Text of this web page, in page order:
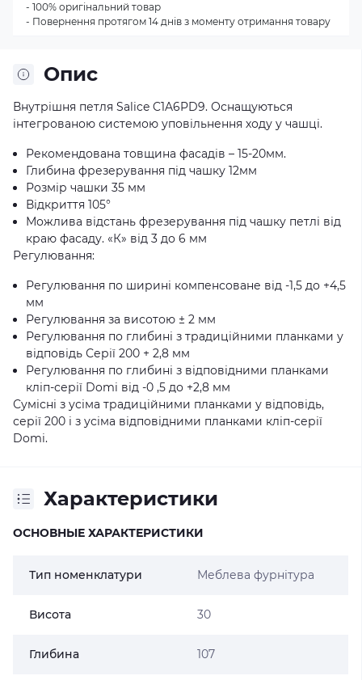
Опис
Внутрішня петля Salice C1A6PD9. Оснащуються
інтегрованою системою уповільнення ходу у чашці.
Рекомендована товщина фасадів – 15-20мм.
Глибина фрезерування під чашку 12мм
Розмір чашки 35 мм
Відкриття 105°
Можлива відстань фрезерування під чашку петлі від
краю фасаду. «К» від 3 до 6 мм
Регулювання:
Регулювання по ширині компенсоване від -1,5 до +4,5
мм
Регулювання за висотою ± 2 мм
Регулювання по глибині з традиційними планками у
відповідь Серії 200 + 2,8 мм
Регулювання по глибині з відповідними планками
кліп-серії Domi від -0 ,5 до +2,8 мм
Сумісні з усіма традиційними планками у відповідь,
серії 200 і з усіма відповідними планками кліп-серії
Domi.
Характеристики
ОСНОВНЫЕ ХАРАКТЕРИСТИКИ
Тип номенклатури Меблева фурнітура
Висота 30
Глибина 107
- 100% оригінальний товар
- Повернення протягом 14 днів з моменту отримання товару